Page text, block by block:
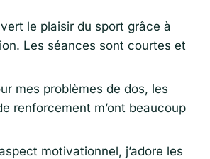
le plaisir du sport grâce à
Les séances sont courtes et
mes problèmes de dos, les
renforcement m’ont beaucoup
motivationnel, j’adore les